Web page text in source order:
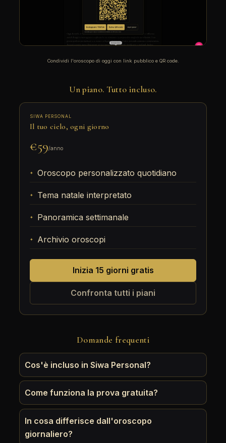
Condividi l'oroscopo di oggi con link pubblico e QR code.
Un piano. Tutto incluso.
SIWA PERSONAL
Il tuo cielo, ogni giorno
€59/anno
Oroscopo personalizzato quotidiano
Tema natale interpretato
Panoramica settimanale
Archivio oroscopi
Inizia 15 giorni gratis
Confronta tutti i piani
Domande frequenti
Cos'è incluso in Siwa Personal?
Come funziona la prova gratuita?
In cosa differisce dall'oroscopo
giornaliero?